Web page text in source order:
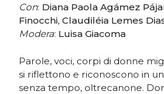
Con: Diana Paola Agámez
Finocchi,Claudiléia Lemes
Modera: Luisa Giacoma
Parole, voci, corpi di donne
si riflettono e riconoscono in
senza tempo, oltrecanone.